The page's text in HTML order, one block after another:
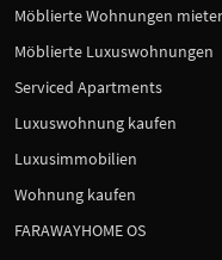
Möblierte Wohnungen
Möblierte Luxuswohnungen
Serviced Apartments
Luxuswohnung kaufen
Luxusimmobilien
Wohnung kaufen
FARAWAYHOME OS